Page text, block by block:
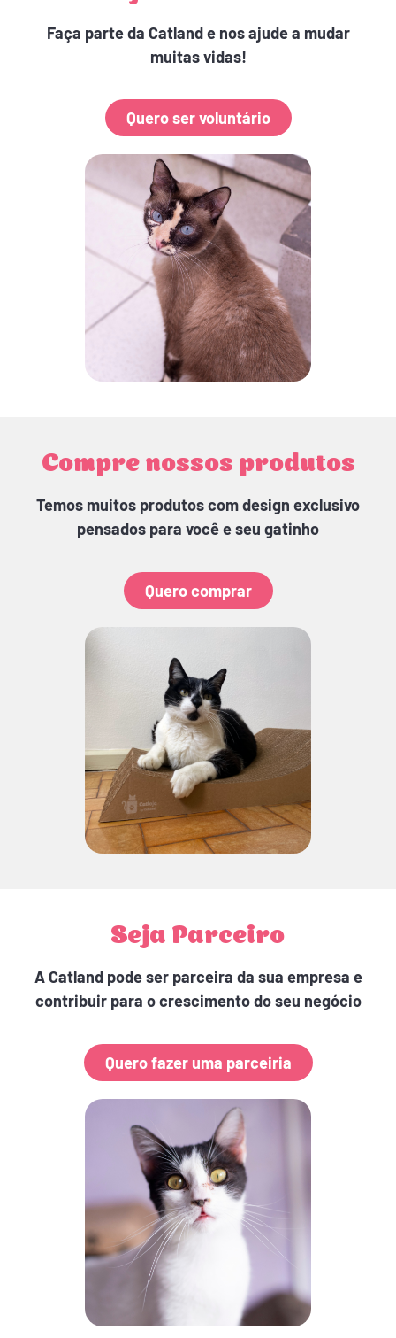
Faça parte da Catland e nos ajude a mudar
muitas vidas!
Quero ser voluntário
Compre nossos produtos
Temos muitos produtos com design exclusivo
pensados para você e seu gatinho
Quero comprar
Seja Parceiro
A Catland pode ser parceira da sua empresa e
contribuir para o crescimento do seu negócio
Quero fazer uma parceiria